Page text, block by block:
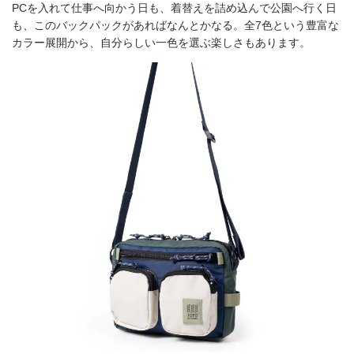
PCを入れて仕事へ向かう日も、着替えを詰め込んで公園へ行く日
も、このバックパックがあればなんとかなる。全7色という豊富な
カラー展開から、自分らしい一色を選ぶ楽しさもあります。